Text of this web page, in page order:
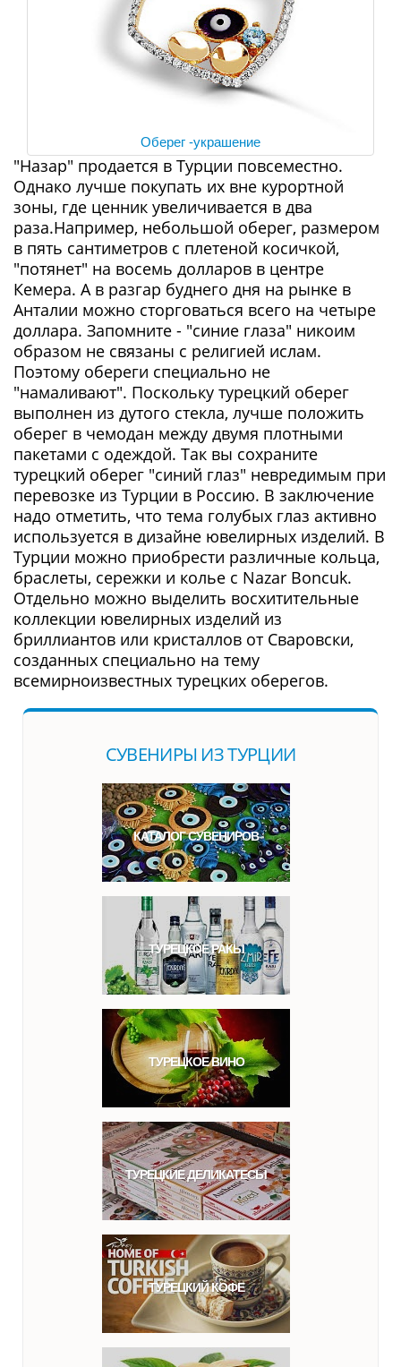
Оберег -украшение
"Назар" продается в Турции повсеместно.
Однако лучше покупать их вне курортной
зоны, где ценник увеличивается в два
раза.Например, небольшой оберег, размером
в пять сантиметров с плетеной косичкой,
"потянет" на восемь долларов в центре
Кемера. А в разгар буднего дня на рынке в
Анталии можно сторговаться всего на четыре
доллара. Запомните - "синие глаза" никоим
образом не связаны с религией ислам.
Поэтому обереги специально не
"намаливают". Поскольку турецкий оберег
выполнен из дутого стекла, лучше положить
оберег в чемодан между двумя плотными
пакетами с одеждой. Так вы сохраните
турецкий оберег "синий глаз" невредимым при
перевозке из Турции в Россию. В заключение
надо отметить, что тема голубых глаз активно
используется в дизайне ювелирных изделий. В
Турции можно приобрести различные кольца,
браслеты, сережки и колье с Nazar Boncuk.
Отдельно можно выделить восхитительные
коллекции ювелирных изделий из
бриллиантов или кристаллов от Сваровски,
созданных специально на тему
всемирноизвестных турецких оберегов.
СУВЕНИРЫ ИЗ ТУРЦИИ
КАТАЛОГ СУВЕНИРОВ
ТУРЕЦКОЕ РАКЫ
ТУРЕЦКОЕ ВИНО
ТУРЕЦКИЕ ДЕЛИКАТЕСЫ
ТУРЕЦКИЙ КОФЕ